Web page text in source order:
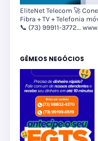
EliteNet Telecom 🚀
Fibra + TV + Telefonia
📞 (73) 99911-3772...
GÊMEOS NEGÓCIOS